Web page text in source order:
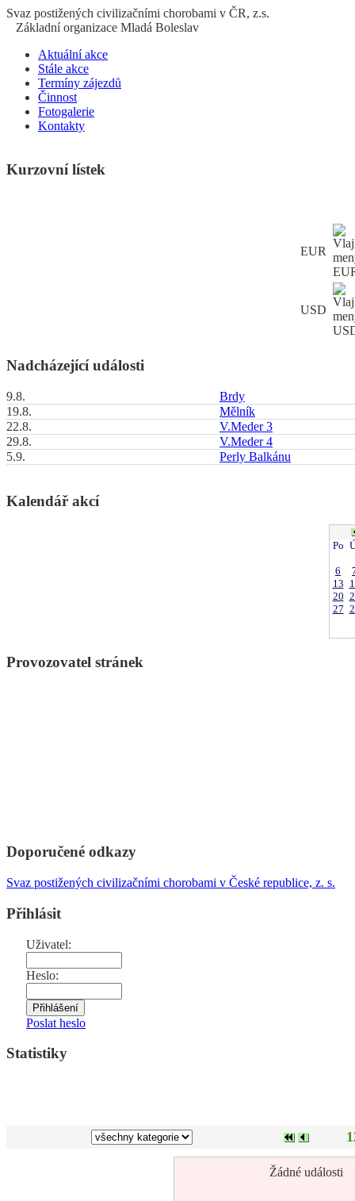
Svaz postižených civilizačními chorobami v ČR, z.s.
Základní organizace Mladá Boleslav
Aktuální akce
Stále akce
Termíny zájezdů
Činnost
Fotogalerie
Kontakty
Kurzovní lístek
EUR
USD
Nadcházející události
9.8.
Brdy
19.8.
Mělník
22.8.
V.Meder 3
29.8.
V.Meder 4
5.9.
Perly Balkánu
Kalendář akcí
Po
6
13
20
27
Provozovatel stránek
Doporučené odkazy
Svaz postižených civilizačními chorobami v České republice, z. s.
Přihlásit
Uživatel:
Heslo:
Poslat heslo
Statistiky
Žádné události